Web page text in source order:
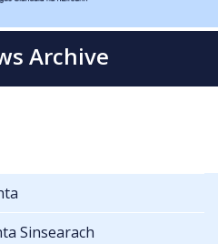
Archive
Sinsearach